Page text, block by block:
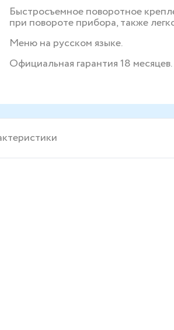
Быстросъемное поворотное
при повороте прибора, также
Меню на русском языке.
Официальная гарантия 18 месяцев.